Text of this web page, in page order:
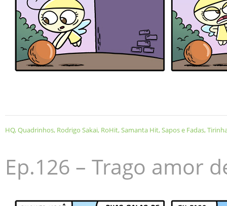
HQ,Quadrinhos, Rodrigo Sakai, RoHit,Samanta Hit,Sapos e Fadas,
Ep.126 – Trago amor